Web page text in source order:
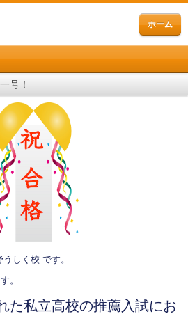
ホーム
号！
しく校 です。
。
た私立高校の推薦入試にお